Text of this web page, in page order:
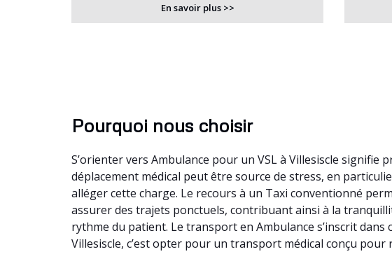
En savoir plus >>
Pourquoi nous choisir
S’orienter vers Ambulance pour un VSL à Villesiscle
déplacement médical peut être source de stress, en
alléger cette charge. Le recours à un Taxi conventionné
assurer des trajets ponctuels, contribuant ainsi à la
rythme du patient. Le transport en Ambulance s’inscrit
Villesiscle, c’est opter pour un transport médical conçu pour